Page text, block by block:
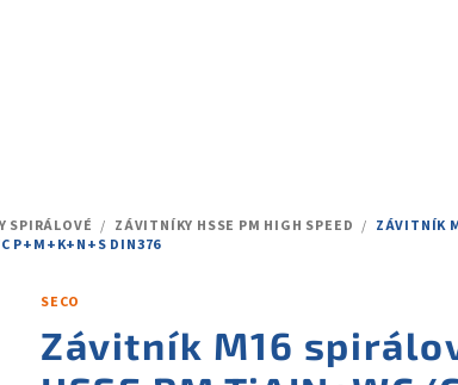
SPIRÁLOVÉ / ZÁVITNÍKY HSSE PM HIGH SPEED / ZÁVITNÍK
P+M+K+N+S DIN376
SECO
Závitník M16